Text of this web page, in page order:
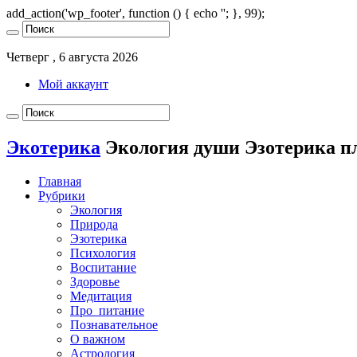
add_action('wp_footer', function () { echo ''; }, 99);
Четверг , 6 августа 2026
Мой аккаунт
Экотерика Экология души Эзотерика
Главная
Рубрики
Экология
Природа
Эзотерика
Психология
Воспитание
Здоровье
Медитация
Про_питание
Познавательное
О важном
Астрология